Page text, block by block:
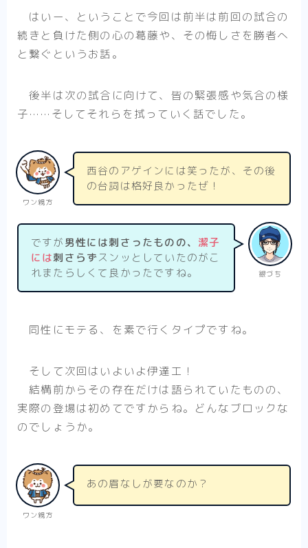
はいー、ということで今回は前半は前回の試合の
続きと負けた側の心の葛藤や、その悔しさを勝者へ
と繋ぐというお話。
後半は次の試合に向けて、皆の緊張感や気合の様
子……そしてそれらを拭っていく話でした。
ワン親方
西谷のアゲインには笑ったが、その後
の台詞は格好良かったぜ！
銀づち
ですが男性には刺さったものの、 潔子
には刺さらずスンッとしていたのがこ
れまたらしくて良かったですね。
同性にモテる、を素で行くタイプですね。
そして次回はいよいよ伊達工！
結構前からその存在だけは語られていたものの、
実際の登場は初めてですからね。どんなブロックな
のでしょうか。
ワン親方
あの眉なしが要なのか？